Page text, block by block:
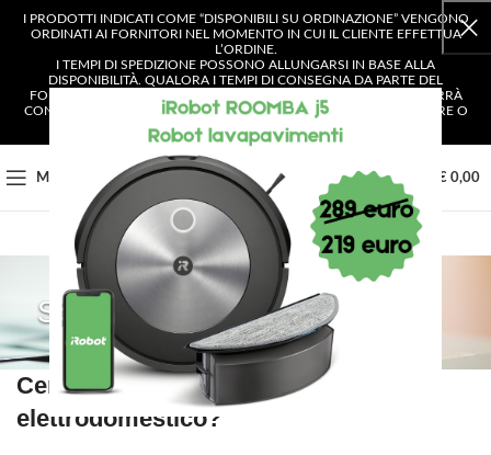
I PRODOTTI INDICATI COME “DISPONIBILI SU ORDINAZIONE” VENGONO
ORDINATI AI FORNITORI NEL MOMENTO IN CUI IL CLIENTE EFFETTUA
L’ORDINE.
I TEMPI DI SPEDIZIONE POSSONO ALLUNGARSI IN BASE ALLA
DISPONIBILITÀ. QUALORA I TEMPI DI CONSEGNA DA PARTE DEL
FORNITORE SUPERASSERO I 4 GIORNI LAVORATIVI, IL CLIENTE VERRÀ
CONTATTATO E AVRÀ LA POSSIBILITÀ DI SCEGLIERE SE CONFERMARE O
ANNULLARE L’ORDINE.
MENU € 0,00
SHOP
Cerchi un ricambio per il tuo
elettrodomestico?